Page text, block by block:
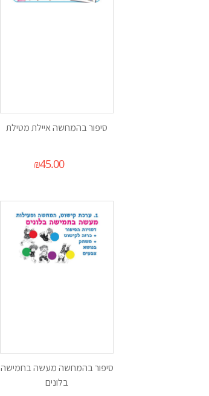
סיפור בהמחשה איילת מטילת
₪45.00
סיפור בהמחשה מעשה בחמישה
בלונים